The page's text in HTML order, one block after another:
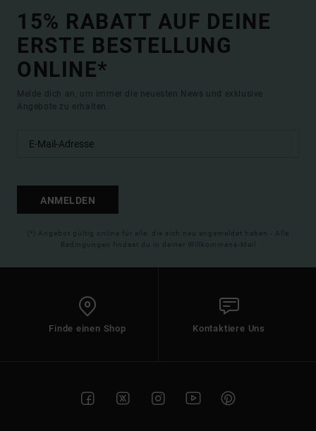
15% RABATT AUF DEINE
ERSTE BESTELLUNG
ONLINE*
Melde dich an, um immer die neuesten News und exklusive
Angebote zu erhalten.
ANMELDEN
(*) Angebot gültig online für alle, die sich neu angemeldet haben - Alle
Bedingungen findest du in deiner Willkommens-Mail
Finde einen Shop Kontaktiere Uns